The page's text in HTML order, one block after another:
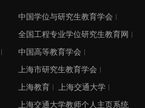
中国学位与研究生教育学会
全国工程专业学位研究生教育网
中国高等教育学会
上海市研究生教育学会
上海教育
上海交通大学
上海交通大学教师个人主页系统